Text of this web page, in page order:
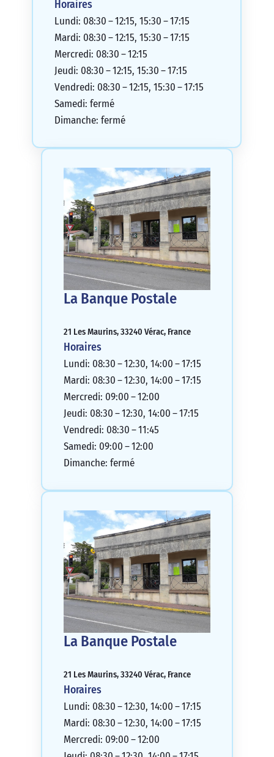
Horaires
Lundi: 08:30 – 12:15, 15:30 – 17:15
Mardi: 08:30 – 12:15, 15:30 – 17:15
Mercredi: 08:30 – 12:15
Jeudi: 08:30 – 12:15, 15:30 – 17:15
Vendredi: 08:30 – 12:15, 15:30 – 17:15
Samedi: fermé
Dimanche: fermé
La Banque Postale
21 Les Maurins, 33240 Vérac, France
Horaires
Lundi: 08:30 – 12:30, 14:00 – 17:15
Mardi: 08:30 – 12:30, 14:00 – 17:15
Mercredi: 09:00 – 12:00
Jeudi: 08:30 – 12:30, 14:00 – 17:15
Vendredi: 08:30 – 11:45
Samedi: 09:00 – 12:00
Dimanche: fermé
La Banque Postale
21 Les Maurins, 33240 Vérac, France
Horaires
Lundi: 08:30 – 12:30, 14:00 – 17:15
Mardi: 08:30 – 12:30, 14:00 – 17:15
Mercredi: 09:00 – 12:00